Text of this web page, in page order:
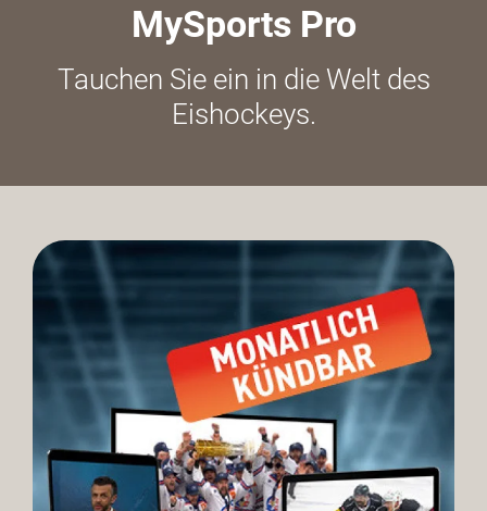
MySports Pro
Tauchen Sie ein in die Welt des
Eishockeys.